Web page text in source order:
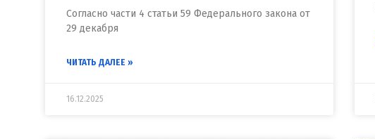
Согласно части 4 статьи 59 Федерального закона от
29 декабря
ЧИТАТЬ ДАЛЕЕ »
16.12.2025